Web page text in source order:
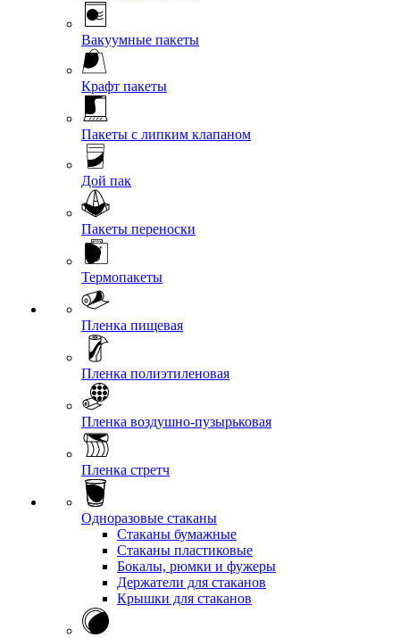
Вакуумные пакеты
Крафт пакеты
Пакеты с липким клапаном
Дой пак
Пакеты переноски
Термопакеты
Пленка пищевая
Пленка полиэтиленовая
Пленка воздушно-пузырьковая
Пленка стретч
Одноразовые стаканы
Стаканы бумажные
Стаканы пластиковые
Бокалы, рюмки и фужеры
Держатели для стаканов
Крышки для стаканов